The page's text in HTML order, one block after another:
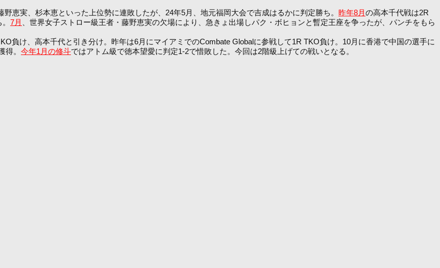
恵実、杉本恵といった上位勢に連敗したが、24年5月、地元福岡大会で吉成はるかに判定勝ち。 昨年8月の高本千代戦は2R
7月
、世界女子ストロー級王者・藤野恵実の欠場により、急きょ出場しパク・ボヒョンと暫定王座を争ったが、パンチをもら
負け、高本千代と引き分け。昨年は6月にマイアミでのCombate Globalに参戦して1R TKO負け。10月に香港で中国の選手に
。 今年1月の修斗ではアトム級で徳本望愛に判定1-2で惜敗した。今回は2階級上げての戦いとなる。